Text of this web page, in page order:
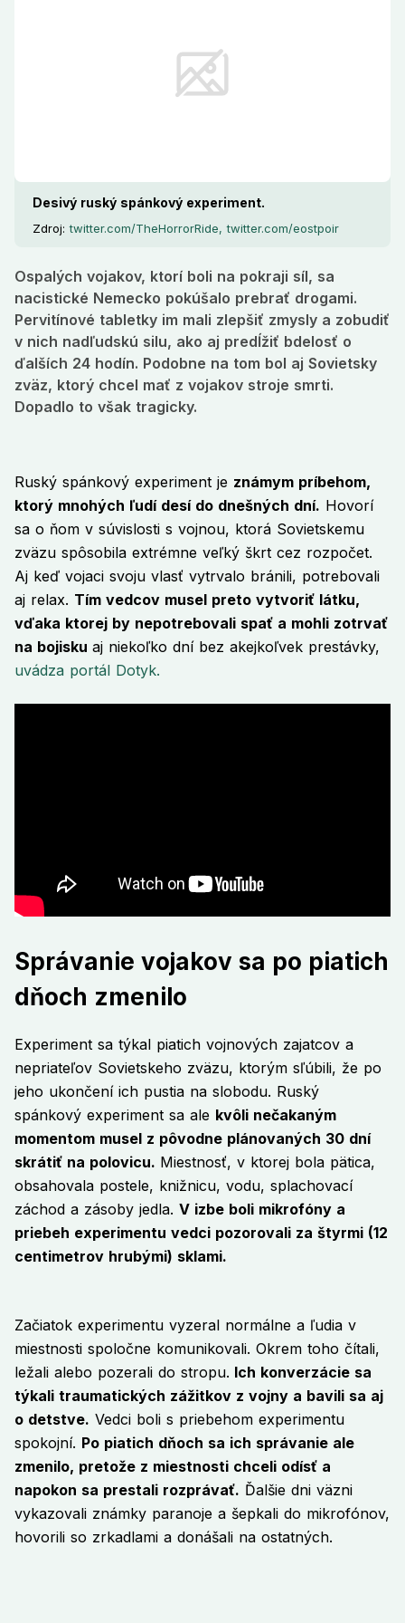
Desivý ruský spánkový experiment.
Zdroj:twitter.com/TheHorrorRide, twitter.com/eostpoir
Ospalých vojakov, ktorí boli na pokraji síl, sa
nacistické Nemecko pokúšalo prebrať drogami.
Pervitínové tabletky im mali zlepšiť zmysly a zobudiť
v nich nadľudskú silu, ako aj predĺžiť bdelosť o
ďalších 24 hodín. Podobne na tom bol aj Sovietsky
zväz, ktorý chcel mať z vojakov stroje smrti.
Dopadlo to však tragicky.
Ruský spánkový experiment je známym príbehom,
ktorý mnohých ľudí desí do dnešných dní. Hovorí
sa o ňom v súvislosti s vojnou, ktorá Sovietskemu
zväzu spôsobila extrémne veľký škrt cez rozpočet.
Aj keď vojaci svoju vlasť vytrvalo bránili, potrebovali
aj relax. Tím vedcov musel preto vytvoriť látku,
vďaka ktorej by nepotrebovali spať a mohli zotrvať
na bojisku aj niekoľko dní bez akejkoľvek prestávky,
uvádza portál Dotyk.
Správanie vojakov sa po piatich
dňoch zmenilo
Experiment sa týkal piatich vojnových zajatcov a
nepriateľov Sovietskeho zväzu, ktorým sľúbili, že po
jeho ukončení ich pustia na slobodu. Ruský
spánkový experiment sa ale kvôli nečakaným
momentom musel z pôvodne plánovaných 30 dní
skrátiť na polovicu. Miestnosť, v ktorej bola pätica,
obsahovala postele, knižnicu, vodu, splachovací
záchod a zásoby jedla. V izbe boli mikrofóny a
priebeh experimentu vedci pozorovali za štyrmi (12
centimetrov hrubými) sklami.
Začiatok experimentu vyzeral normálne a ľudia v
miestnosti spoločne komunikovali. Okrem toho čítali,
ležali alebo pozerali do stropu. Ich konverzácie sa
týkali traumatických zážitkov z vojny a bavili sa aj
o detstve. Vedci boli s priebehom experimentu
spokojní. Po piatich dňoch sa ich správanie ale
zmenilo, pretože z miestnosti chceli odísť a
napokon sa prestali rozprávať. Ďalšie dni väzni
vykazovali známky paranoje a šepkali do mikrofónov,
hovorili so zrkadlami a donášali na ostatných.